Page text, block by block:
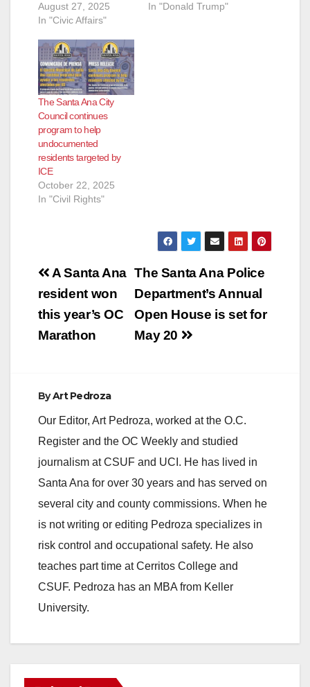
August 27, 2025
In "Civic Affairs"
In "Donald Trump"
The Santa Ana City
Council continues
program to help
undocumented
residents targeted by
ICE
October 22, 2025
In "Civil Rights"
Post
navigation
The Santa Ana Police
Department’s Annual
Open House is set for
May 20
A Santa Ana
resident won
this year’s OC
Marathon
ByArt Pedroza
Our Editor, Art Pedroza, worked at the O.C.
Register and the OC Weekly and studied
journalism at CSUF and UCI. He has lived in
Santa Ana for over 30 years and has served on
several city and county commissions. When he
is not writing or editing Pedroza specializes in
risk control and occupational safety. He also
teaches part time at Cerritos College and
CSUF. Pedroza has an MBA from Keller
University.